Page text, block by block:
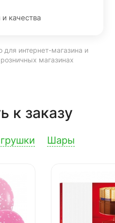
качества
для интернет-магазина и
магазинах
к заказу
Шары